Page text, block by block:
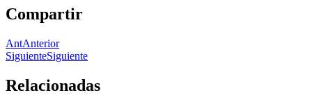
Compartir
AntAnterior
SiguienteSiguiente
Relacionadas